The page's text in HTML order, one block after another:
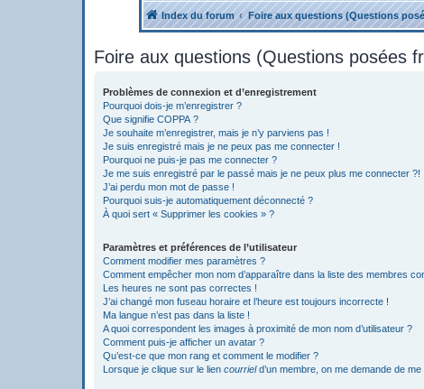
Index du forum Foire aux questions (Questions
Foire aux questions (Questions posées
Problèmes de connexion et d’enregistrement
Pourquoi dois-je m’enregistrer ?
Que signifie COPPA ?
Je souhaite m’enregistrer, mais je n’y parviens pas !
Je suis enregistré mais je ne peux pas me connecter !
Pourquoi ne puis-je pas me connecter ?
Je me suis enregistré par le passé mais je ne peux plus me connecter ?!
J’ai perdu mon mot de passe !
Pourquoi suis-je automatiquement déconnecté ?
À quoi sert « Supprimer les cookies » ?
Paramètres et préférences de l’utilisateur
Comment modifier mes paramètres ?
Comment empêcher mon nom d’apparaître dans la liste des membres
Les heures ne sont pas correctes !
J’ai changé mon fuseau horaire et l’heure est toujours incorrecte !
Ma langue n’est pas dans la liste !
A quoi correspondent les images à proximité de mon nom d’utilisateur ?
Comment puis-je afficher un avatar ?
Qu’est-ce que mon rang et comment le modifier ?
Lorsque je clique sur le lien courrield’un membre, on me demande de